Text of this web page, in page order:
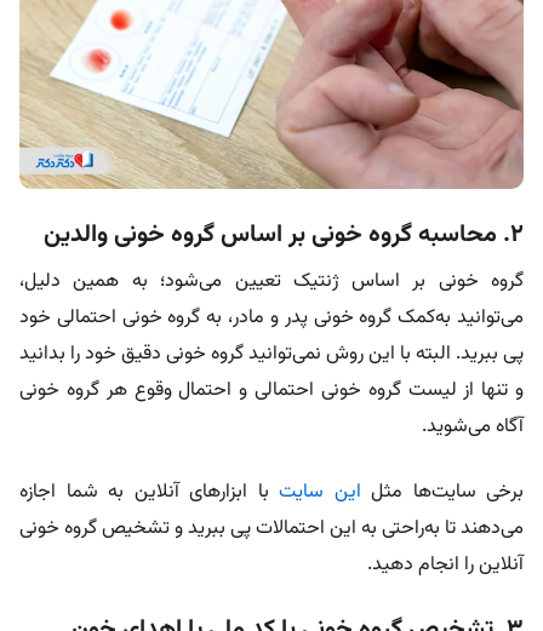
۲. محاسبه گروه خونی بر اساس گروه خونی والدین
گروه خونی بر اساس ژنتیک تعیین می‌شود؛ به همین دلیل،
می‌توانید به‌کمک گروه خونی پدر و مادر، به گروه خونی احتمالی خود
پی ببرید. البته با این روش نمی‌توانید گروه خونی دقیق خود را بدانید
و تنها از لیست گروه خونی احتمالی و احتمال وقوع هر گروه خونی
آگاه می‌شوید.
برخی سایت‌ها مثل این سایت با ابزارهای آنلاین به شما اجازه
می‌دهند تا به‌راحتی به این احتمالات پی ببرید و تشخیص گروه خونی
آنلاین را انجام دهید.